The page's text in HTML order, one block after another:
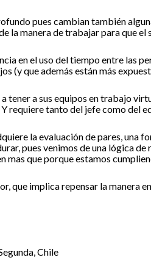
pues cambian también
la manera de trabajar para que
en el uso del tiempo entre las
(y que además están más
tener a sus equipos en trabajo
requiere tanto del jefe como del
la evaluación de pares, una
pues venimos de una lógica
mas que porque estamos
que implica repensar la manera
Chile